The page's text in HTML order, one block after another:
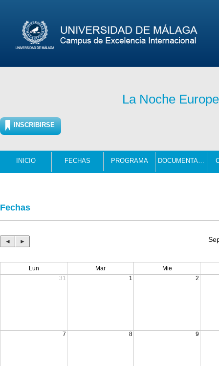
La Noche
INSCRIBIRSE
INICIO FECHAS PROGRAMA DOCUMENTACIÓN
Fechas
◄ ►
Lun Mar
Mie
31
1 2
7 8 9